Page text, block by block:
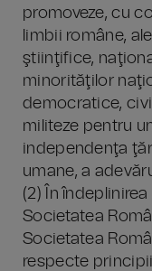
promoveze, cu
limbii române,
ştiinţifice,
minorităţilor
democratice,
militeze pentru
independenţa
umane, a
(2) În
Societatea
Societatea
respecte